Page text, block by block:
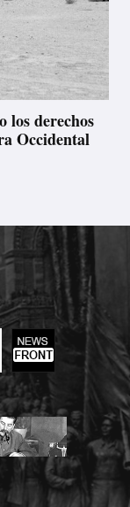
los derechos
Occidental